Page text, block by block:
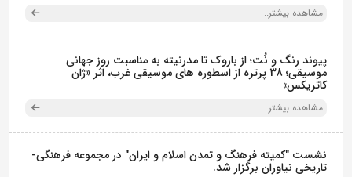
مشاهده بیشتر..
پیوند رنگ و نُت؛ از باروک تا مدرنیته به مناسبت روز جهانی
موسیقی؛ 38 پرتره از اسطوره های موسیقی غرب، اثر «ژان
کاتریکس»
مشاهده بیشتر..
نشست "کمیته فرهنگ و تمدن اسلام و ایران" در مجموعه فرهنگی‌-
تاریخی نیاوران برگزار شد.